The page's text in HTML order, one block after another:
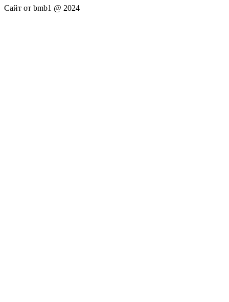
Сайт от bmb1 @ 2024